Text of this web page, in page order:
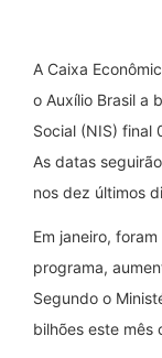
A Caixa
o Auxílio Brasil a
Social (NIS) final
As datas
nos dez últimos
Em janeiro,
programa,
Segundo o
bilhões este mês